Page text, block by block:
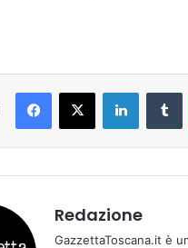
Redazione
GazzettaToscana.it è